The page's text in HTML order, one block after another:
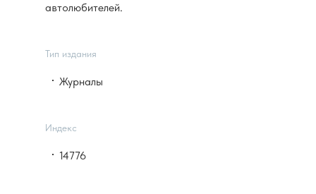
автолюбителей.
Тип издания
Журналы
Индекс
14776